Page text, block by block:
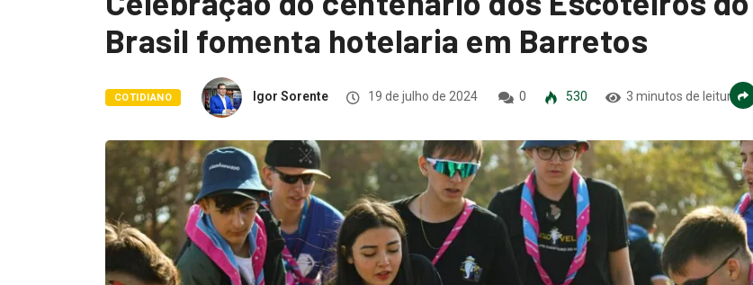
Brasil fomenta hotelaria em Barretos
COTIDIANO Igor Sorente 19 de julho de 2024 0 530 3 minutos de leitura